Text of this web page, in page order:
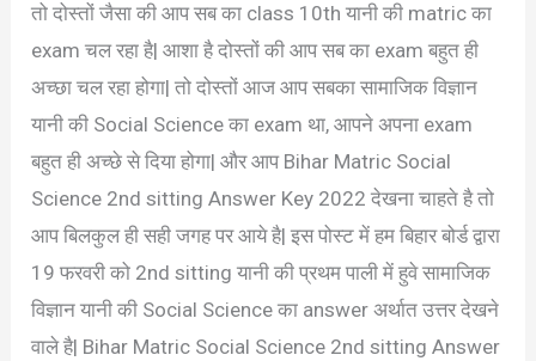
तो दोस्तों जैसा की आप सब का class 10th यानी की matric का
exam चल रहा है| आशा है दोस्तों की आप सब का exam बहुत ही
अच्छा चल रहा होगा| तो दोस्तों आज आप सबका सामाजिक विज्ञान
यानी की Social Science का exam था, आपने अपना exam
बहुत ही अच्छे से दिया होगा| और आप Bihar Matric Social
Science 2nd sitting Answer Key 2022 देखना चाहते है तो
आप बिलकुल ही सही जगह पर आये है| इस पोस्ट में हम बिहार बोर्ड द्वारा
19 फरवरी को 2nd sitting यानी की प्रथम पाली में हुवे सामाजिक
विज्ञान यानी की Social Science का answer अर्थात उत्तर देखने
वाले है| Bihar Matric Social Science 2nd sitting Answer